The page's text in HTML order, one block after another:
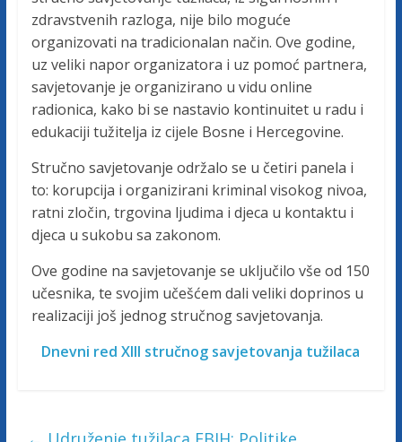
a
F
e
d
e
r
a
zdravstvenih razloga, nije bilo moguće
organizovati na tradicionalan način. Ove godine,
uz veliki napor organizatora i uz pomoć partnera,
savjetovanje je organizirano u vidu online
radionica, kako bi se nastavio kontinuitet u radu i
edukaciji tužitelja iz cijele Bosne i Hercegovine.
Stručno savjetovanje održalo se u četiri panela i
to: korupcija i organizirani kriminal visokog nivoa,
ratni zločin, trgovina ljudima i djeca u kontaktu i
djeca u sukobu sa zakonom.
Ove godine na savjetovanje se uključilo vše od 150
učesnika, te svojim učešćem dali veliki doprinos u
realizaciji još jednog stručnog savjetovanja.
Dnevni red XIII stručnog savjetovanja tužilaca